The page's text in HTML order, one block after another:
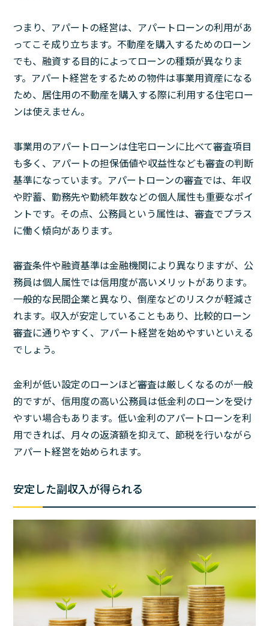
つまり、アパートの経営は、アパートローンの利用があ
ってこそ成り立ちます。不動産を購入するためのローン
でも、融資する目的によってローンの種類が異なりま
す。アパート経営をするための物件は事業用資産になる
ため、居住用の不動産を購入する際に利用する住宅ロー
ンは使えません。
事業用のアパートローンは住宅ローンに比べて審査項目
も多く、アパートの担保価値や収益性なども審査の判断
基準になっています。アパートローンの審査では、年収
や貯蓄、勤務先や勤続年数などの個人属性も重要なポイ
ントです。その点、公務員という属性は、審査でプラス
に働く傾向があります。
審査条件や融資基準は金融機関により異なりますが、公
務員は個人属性では信用度が高いメリットがあります。
一般的な民間企業と異なり、倒産などのリスクが軽減さ
れます。収入が安定していることもあり、比較的ローン
審査に通りやすく、アパート経営を始めやすいといえる
でしょう。
金利が低い設定のローンほど審査は厳しくなるのが一般
的ですが、信用度の高い公務員は低金利のローンを受け
やすい場合もあります。低い金利のアパートローンを利
用できれば、月々の返済額を抑えて、節税を行いながら
アパート経営を始められます。
安定した副収入が得られる